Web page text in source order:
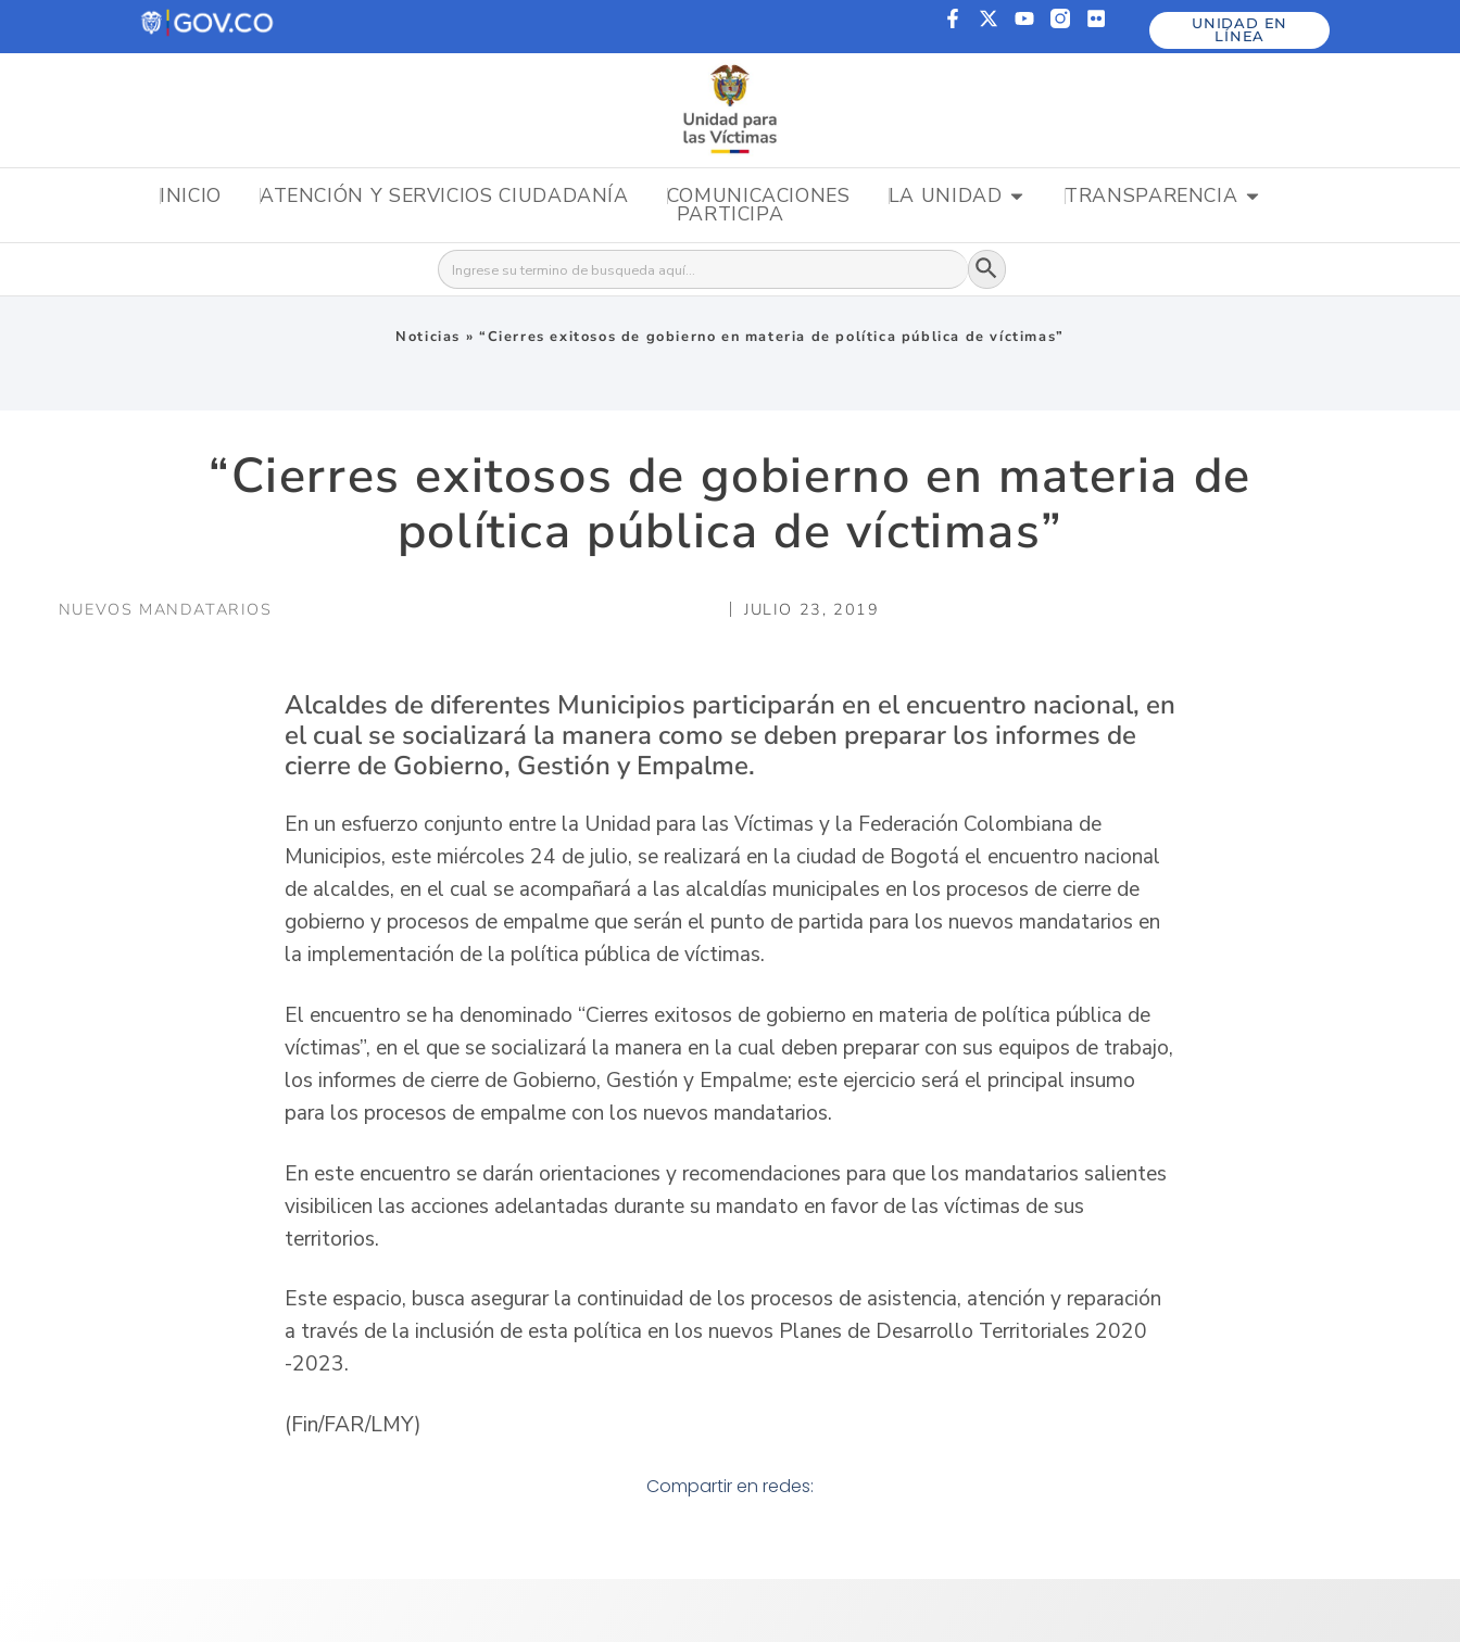
UNIDAD EN
LÍNEA
INICIO ATENCIÓN Y SERVICIOS CIUDADANÍA COMUNICACIONES LA UNIDAD TRANSPARENCIA
PARTICIPA
Buscar: Botón de búsqueda
Noticias » “Cierres exitosos de gobierno en materia de política pública de víctimas”
“Cierres exitosos de gobierno en materia de
política pública de víctimas”
NUEVOS MANDATARIOS JULIO 23, 2019
Alcaldes de diferentes Municipios participarán en el encuentro nacional, en
el cual se socializará la manera como se deben preparar los informes de
cierre de Gobierno, Gestión y Empalme.
En un esfuerzo conjunto entre la Unidad para las Víctimas y la Federación Colombiana de
Municipios, este miércoles 24 de julio, se realizará en la ciudad de Bogotá el encuentro nacional
de alcaldes, en el cual se acompañará a las alcaldías municipales en los procesos de cierre de
gobierno y procesos de empalme que serán el punto de partida para los nuevos mandatarios en
la implementación de la política pública de víctimas.
El encuentro se ha denominado “Cierres exitosos de gobierno en materia de política pública de
víctimas”, en el que se socializará la manera en la cual deben preparar con sus equipos de trabajo,
los informes de cierre de Gobierno, Gestión y Empalme; este ejercicio será el principal insumo
para los procesos de empalme con los nuevos mandatarios.
En este encuentro se darán orientaciones y recomendaciones para que los mandatarios salientes
visibilicen las acciones adelantadas durante su mandato en favor de las víctimas de sus
territorios.
Este espacio, busca asegurar la continuidad de los procesos de asistencia, atención y reparación
a través de la inclusión de esta política en los nuevos Planes de Desarrollo Territoriales 2020
-2023.
(Fin/FAR/LMY)
Compartir en redes: